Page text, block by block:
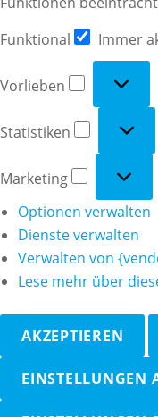
Funktional
Immer
Vorlieben
Statistiken
Marketing
Optionen verwalten
Dienste verwalten
Verwalten von
Lese mehr über
AKZEPTIEREN
EINSTELLUNGEN